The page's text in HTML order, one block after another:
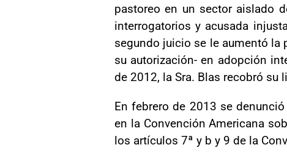
pastoreo en un sector aislado
interrogatorios y acusada
segundo juicio se le aumentó la
su autorización- en adopción
de 2012, la Sra. Blas recobró
En febrero de 2013 se
en la Convención Americana
los artículos 7ª y b y 9 de la